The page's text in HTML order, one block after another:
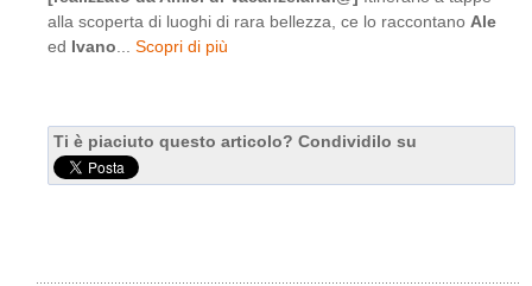
alla scoperta di luoghi di rara bellezza, ce lo raccontano Ale
ed Ivano Scopri di più
Ti è piaciuto questo articolo? Condividilo su